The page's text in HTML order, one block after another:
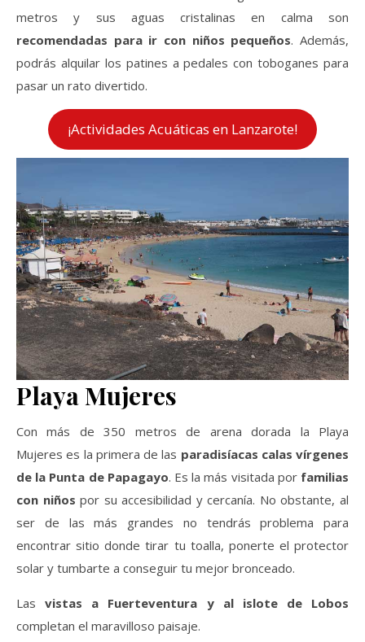
metros y sus aguas cristalinas en calma son
recomendadas para ir con niños pequeños. Además,
podrás alquilar los patines a pedales con toboganes para
pasar un rato divertido.
¡Actividades Acuáticas en Lanzarote!
Playa Mujeres
Con más de 350 metros de arena dorada la Playa
Mujeres es la primera de las paradisíacas calas vírgenes
de la Punta de Papagayo. Es la más visitada por familias
con niños por su accesibilidad y cercanía. No obstante, al
ser de las más grandes no tendrás problema para
encontrar sitio donde tirar tu toalla, ponerte el protector
solar y tumbarte a conseguir tu mejor bronceado.
Lasvistas a Fuerteventura y al islote de Lobos
completan el maravilloso paisaje.